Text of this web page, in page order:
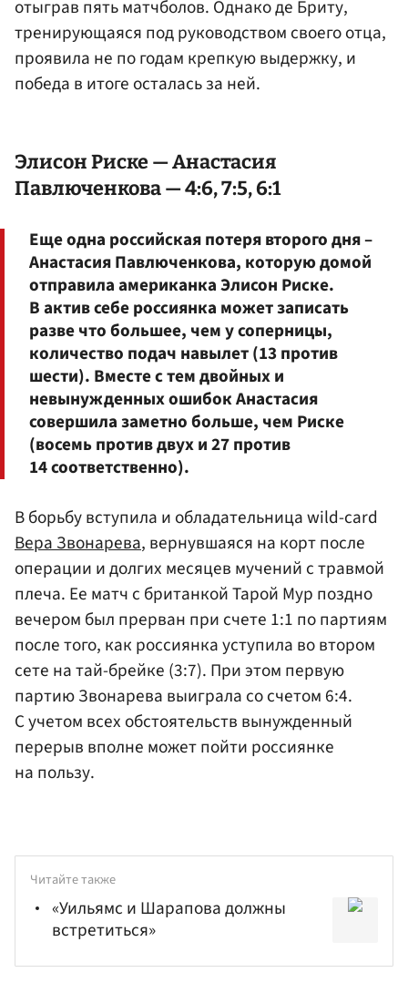
отыграв пять матчболов. Однако де Бриту,
тренирующаяся под руководством своего отца,
проявила не по годам крепкую выдержку, и
победа в итоге осталась за ней.
Элисон Риске —Анастасия
Павлюченкова — 4:6, 7:5, 6:1
Еще одна российская потеря второго дня –
Анастасия Павлюченкова, которую домой
отправила американка Элисон Риске.
В актив себе россиянка может записать
разве что большее, чем у соперницы,
количество подач навылет (13 против
шести). Вместе с тем двойных и
невынужденных ошибок Анастасия
совершила заметно больше, чем Риске
(восемь против двух и 27 против
14 соответственно).
В борьбу вступила и обладательница wild-card
Вера Звонарева, вернувшаяся на корт после
операции и долгих месяцев мучений с травмой
плеча. Ее матч с британкой Тарой Мур поздно
вечером был прерван при счете 1:1 по партиям
после того, как россиянка уступила во втором
сете на тай-брейке (3:7). При этом первую
партию Звонарева выиграла со счетом 6:4.
С учетом всех обстоятельств вынужденный
перерыв вполне может пойти россиянке
на пользу.
Читайте также
«Уильямс и Шарапова должны
встретиться»